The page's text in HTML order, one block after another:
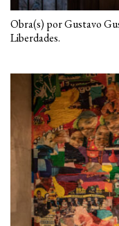
Obra(s) por Gustavo
Liberdades.